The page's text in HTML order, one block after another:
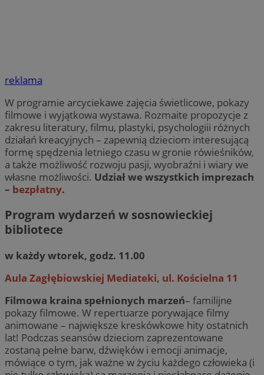
reklama
W programie arcyciekawe zajęcia świetlicowe, pokazy
filmowe i wyjątkowa wystawa. Rozmaite propozycje z
zakresu literatury, filmu, plastyki, psychologiii różnych
działań kreacyjnych – zapewnią dzieciom interesującą
formę spędzenia letniego czasu w gronie rówieśników,
a także możliwość rozwoju pasji, wyobraźni i wiary we
własne możliwości. Udział we wszystkich imprezach
– bezpłatny.
Program wydarzeń w sosnowieckiej
bibliotece
w każdy wtorek, godz. 11.00
Aula Zagłębiowskiej Mediateki, ul. Kościelna 11
Filmowa kraina spełnionych marzeń– familijne
pokazy filmowe. W repertuarze porywające filmy
animowane – największe kreskówkowe hity ostatnich
lat! Podczas seansów dzieciom zaprezentowane
zostaną pełne barw, dźwięków i emocji animacje,
mówiące o tym, jak ważne w życiu każdego człowieka (i